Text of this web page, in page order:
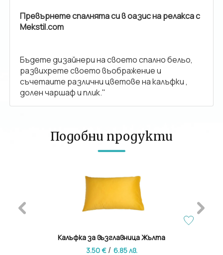
Превърнете спалнята си в оазис на релакса с
Mekstil.com
Бъдете дизайнери на своето спално бельо,
развихрете своето въображение и
съчетаите различни цветове на калъфки ,
долен чаршаф и плик."
Подобни продукти
Калъфка за възглавница Жълта
3.50 € / 6.85 лв.